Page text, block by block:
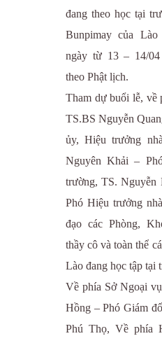
đang theo học tại
Bunpimay của
ngày từ 13 – 14/
theo Phật lịch.
Tham dự buổi lễ, về
TS.BS Nguyễn
ủy, Hiệu trưởng
Nguyên Khải –
trường, TS. Nguyễn
Phó Hiệu trưởng
đạo các Phòng,
thầy cô và toàn thể
Lào đang học tập tại
Về phía Sở Ngoại
Hồng – Phó Giám
Phú Thọ, Về phía